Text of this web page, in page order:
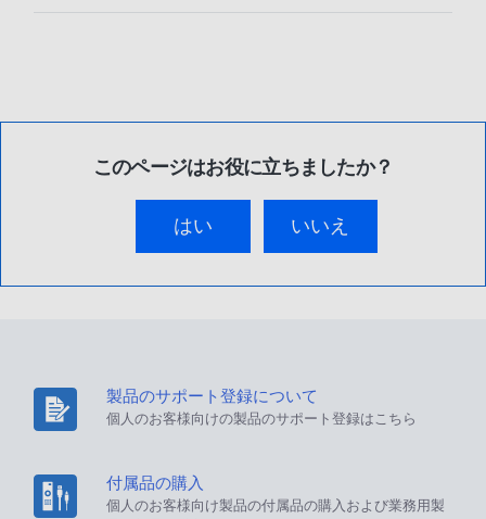
このページはお役に立ちましたか？
はい いいえ
製品のサポート登録について
個人のお客様向けの製品のサポート登録はこちら
付属品の購入
個人のお客様向け製品の付属品の購入および業務用製